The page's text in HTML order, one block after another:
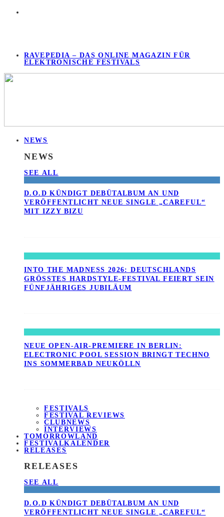
RAVEPEDIA – DAS ONLINE MAGAZIN FÜR
ELEKTRONISCHE FESTIVALS
NEWS
NEWS
SEE ALL
D.O.D KÜNDIGT DEBÜTALBUM AN UND
VERÖFFENTLICHT NEUE SINGLE „CAREFUL“
MIT IZZY BIZU
INTO THE MADNESS 2026: DEUTSCHLANDS
GRÖSSTES HARDSTYLE-FESTIVAL FEIERT SEIN F
ÜNFJÄHRIGES JUBILÄUM
NEUE OPEN-AIR-PREMIERE IN BERLIN:
ELECTRONIC POOL SESSION BRINGT TECHNO
INS SOMMERBAD NEUKÖLLN
FESTIVALS
FESTIVAL REVIEWS
CLUBNEWS
INTERVIEWS
TOMORROWLAND
FESTIVALKALENDER
RELEASES
RELEASES
SEE ALL
D.O.D KÜNDIGT DEBÜTALBUM AN UND
VERÖFFENTLICHT NEUE SINGLE „CAREFUL“